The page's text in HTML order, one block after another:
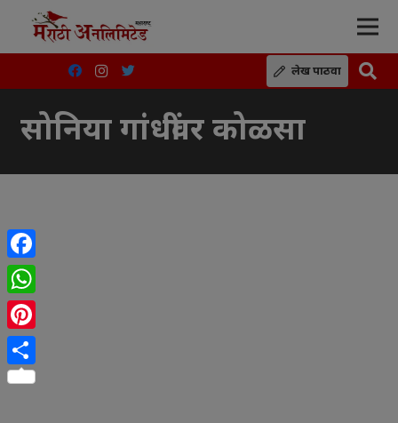
लेख पाठवा
सोनिया गांधींवर कोळसा
Facebook
WhatsApp
Pinterest
Share